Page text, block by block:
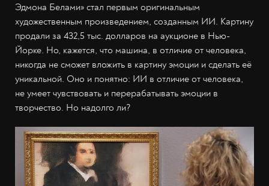
Эдмона Белами» стал первым оригинальным
художественным произведением, созданным ИИ. Картину
продали за 432,5 тыс. долларов на аукционе в Нью-
Йорке. Но, кажется, что машина, в отличие от человека,
никогда не сможет вложить в картину эмоции и сделать её
уникальной. Оно и понятно: ИИ в отличие от человека,
не умеет чувствовать и перерабатывать эмоции в
творчество. Но надолго ли?